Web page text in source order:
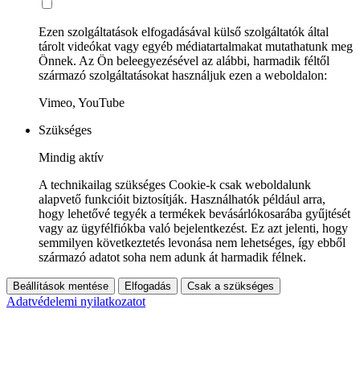
Ezen szolgáltatások elfogadásával külső szolgáltatók által
tárolt videókat vagy egyéb médiatartalmakat mutathatunk meg
Önnek. Az Ön beleegyezésével az alábbi, harmadik féltől
származó szolgáltatásokat használjuk ezen a weboldalon:
Vimeo, YouTube
Szükséges
Mindig aktív
A technikailag szükséges Cookie-k csak weboldalunk
alapvető funkcióit biztosítják. Használhatók például arra,
hogy lehetővé tegyék a termékek bevásárlókosarába gyűjtését
vagy az ügyfélfiókba való bejelentkezést. Ez azt jelenti, hogy
semmilyen következtetés levonása nem lehetséges, így ebből
származó adatot soha nem adunk át harmadik félnek.
Beállítások mentése Elfogadás Csak a szükséges
Adatvédelemi nyilatkozatot